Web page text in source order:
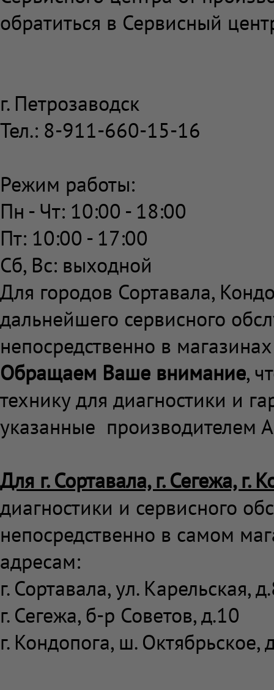
обратиться в Сервисный
г. Петрозаводск
Тел.: 8-911-660-15-16
Режим работы:
Пн - Чт: 10:00 - 18:00
Пт: 10:00 - 17:00
Сб, Вс: выходной
Для городов Сортавала,
дальнейшего сервисного
непосредственно в
Обращаем Ваше внимание,
технику для диагностики и
указанные производителем
Для г. Сортавала, г. Сегежа, г.
диагностики и сервисного
непосредственно в самом
адресам:
г. Сортавала, ул. Карельская,
г. Сегежа, б-р Советов, д.10
г. Кондопога, ш. Октябрьское,